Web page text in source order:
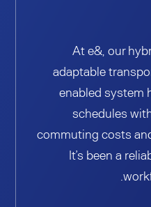
At e&, our
adaptable
enabled system
schedules
commuting costs
It’s been a